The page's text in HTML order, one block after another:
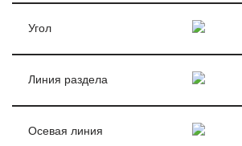
Угол
Линия раздела
Осевая линия